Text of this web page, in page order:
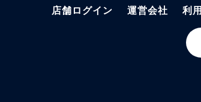
店舗ログイン 運営会社 利